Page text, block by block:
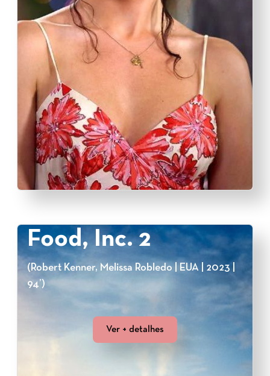
Food, Inc. 2
(Robert Kenner, Melissa Robledo | EUA | 2023 |
94’)
Ver + detalhes